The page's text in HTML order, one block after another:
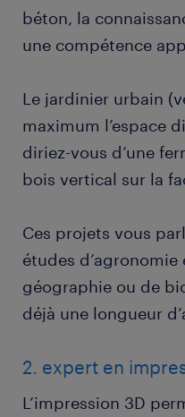
béton, la
une compétence
Le jardinier urbain
maximum l’espace
diriez-vous d’une
bois vertical sur la
Ces projets vous
études
géographie ou de
déjà une longueur
2. expert en
L’impression 3D